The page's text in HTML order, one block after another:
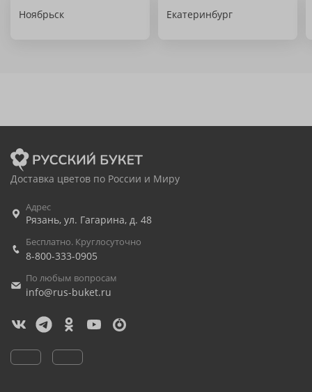
Ноябрьск Екатеринбург
Доставка цветов по России и Миру
Адрес
Рязань, ул. Гагарина, д. 48
Бесплатно. Круглосуточно
8-800-333-0905
По любым вопросам
info@rus-buket.ru